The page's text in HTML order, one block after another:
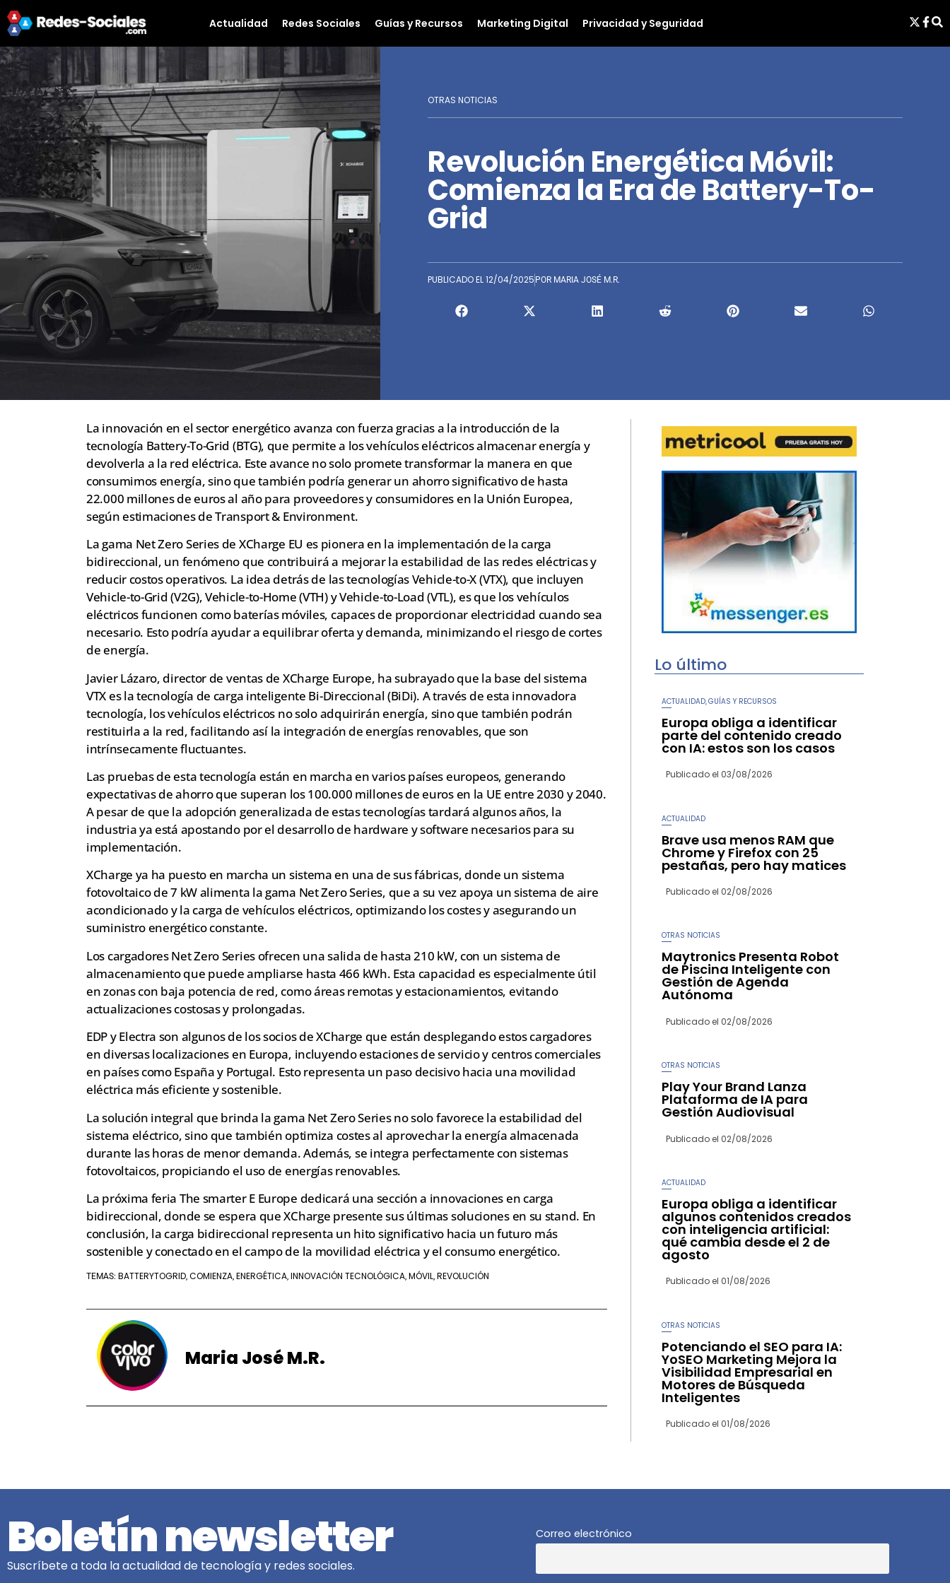
Actualidad Redes Sociales Guías y Recursos Marketing Digital Privacidad y Seguridad
OTRAS NOTICIAS
Revolución Energética Móvil:
Comienza la Era de Battery-To-
Grid
PUBLICADO EL12/04/2025 POR MARIA JOSÉ M.R.
La innovación en el sector energético avanza con fuerza gracias a la introducción de la
tecnología Battery-To-Grid (BTG), que permite a los vehículos eléctricos almacenar energía y
devolverla a la red eléctrica. Este avance no solo promete transformar la manera en que
consumimos energía, sino que también podría generar un ahorro significativo de hasta
22.000 millones de euros al año para proveedores y consumidores en la Unión Europea,
según estimaciones de Transport & Environment.
La gama Net Zero Series de XCharge EU es pionera en la implementación de la carga
bidireccional, un fenómeno que contribuirá a mejorar la estabilidad de las redes eléctricas y
reducir costos operativos. La idea detrás de las tecnologías Vehicle-to-X (VTX), que incluyen
Vehicle-to-Grid (V2G), Vehicle-to-Home (VTH) y Vehicle-to-Load (VTL), es que los vehículos
eléctricos funcionen como baterías móviles, capaces de proporcionar electricidad cuando sea
necesario. Esto podría ayudar a equilibrar oferta y demanda, minimizando el riesgo de cortes
de energía.
Javier Lázaro, director de ventas de XCharge Europe, ha subrayado que la base del sistema
VTX es la tecnología de carga inteligente Bi-Direccional (BiDi). A través de esta innovadora
tecnología, los vehículos eléctricos no solo adquirirán energía, sino que también podrán
restituirla a la red, facilitando así la integración de energías renovables, que son
intrínsecamente fluctuantes.
Las pruebas de esta tecnología están en marcha en varios países europeos, generando
expectativas de ahorro que superan los 100.000 millones de euros en la UE entre 2030 y 2040.
A pesar de que la adopción generalizada de estas tecnologías tardará algunos años, la
industria ya está apostando por el desarrollo de hardware y software necesarios para su
implementación.
XCharge ya ha puesto en marcha un sistema en una de sus fábricas, donde un sistema
fotovoltaico de 7 kW alimenta la gama Net Zero Series, que a su vez apoya un sistema de aire
acondicionado y la carga de vehículos eléctricos, optimizando los costes y asegurando un
suministro energético constante.
Los cargadores Net Zero Series ofrecen una salida de hasta 210 kW, con un sistema de
almacenamiento que puede ampliarse hasta 466 kWh. Esta capacidad es especialmente útil
en zonas con baja potencia de red, como áreas remotas y estacionamientos, evitando
actualizaciones costosas y prolongadas.
EDP y Electra son algunos de los socios de XCharge que están desplegando estos cargadores
en diversas localizaciones en Europa, incluyendo estaciones de servicio y centros comerciales
en países como España y Portugal. Esto representa un paso decisivo hacia una movilidad
eléctrica más eficiente y sostenible.
La solución integral que brinda la gama Net Zero Series no solo favorece la estabilidad del
sistema eléctrico, sino que también optimiza costes al aprovechar la energía almacenada
durante las horas de menor demanda. Además, se integra perfectamente con sistemas
fotovoltaicos, propiciando el uso de energías renovables.
La próxima feria The smarter E Europe dedicará una sección a innovaciones en carga
bidireccional, donde se espera que XCharge presente sus últimas soluciones en su stand. En
conclusión, la carga bidireccional representa un hito significativo hacia un futuro más
sostenible y conectado en el campo de la movilidad eléctrica y el consumo energético.
TEMAS: BATTERYTOGRID, COMIENZA, ENERGÉTICA, INNOVACIÓN TECNOLÓGICA, MÓVIL, REVOLUCIÓN
Maria José M.R.
Lo último
ACTUALIDAD GUÍAS Y RECURSOS
Europa obliga a identificar
parte del contenido creado
con IA: estos son los casos
Publicado el 03/08/2026
ACTUALIDAD
Brave usa menos RAM que
Chrome y Firefox con 25
pestañas, pero hay matices
Publicado el 02/08/2026
OTRAS NOTICIAS
Maytronics Presenta Robot
de Piscina Inteligente con
Gestión de Agenda
Autónoma
Publicado el 02/08/2026
OTRAS NOTICIAS
Play Your Brand Lanza
Plataforma de IA para
Gestión Audiovisual
Publicado el 02/08/2026
ACTUALIDAD
Europa obliga a identificar
algunos contenidos creados
con inteligencia artificial:
qué cambia desde el 2 de
agosto
Publicado el 01/08/2026
OTRAS NOTICIAS
Potenciando el SEO para IA:
YoSEO Marketing Mejora la
Visibilidad Empresarial en
Motores de Búsqueda
Inteligentes
Publicado el 01/08/2026
Boletín newsletter
Suscríbete a toda la actualidad de tecnología y redes sociales.
Correo electrónico